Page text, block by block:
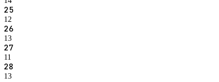
25
12
26
13
27
11
28
13